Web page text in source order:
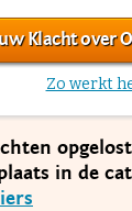
Klacht over
Zo werkt
in de